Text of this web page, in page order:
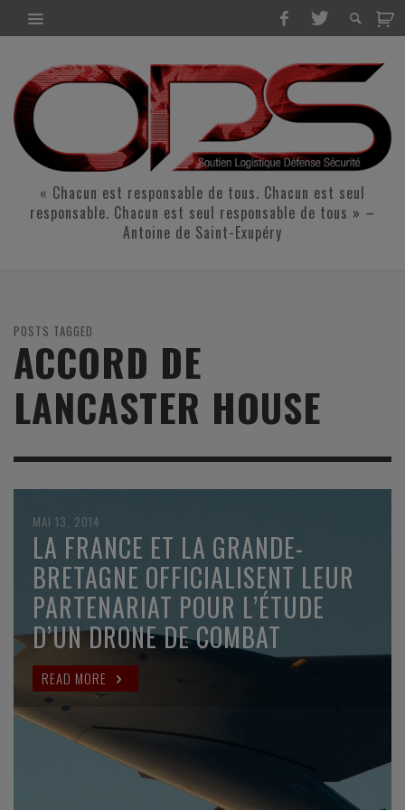
« Chacun est responsable de tous. Chacun est seul
responsable. Chacun est seul responsable de tous » –
Antoine de Saint-Exupéry
POSTS TAGGED
ACCORD DE
LANCASTER HOUSE
MAI 13, 2014
LA FRANCE ET LA GRANDE-
BRETAGNE OFFICIALISENT LEUR
PARTENARIAT POUR L’ÉTUDE
D’UN DRONE DE COMBAT
READ MORE